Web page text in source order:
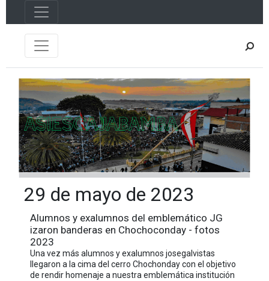
29 de mayo de 2023
Alumnos y exalumnos del emblemático JG
izaron banderas en Chochoconday - fotos
2023
Una vez más alumnos y exalumnos josegalvistas
llegaron a la cima del cerro Chochonday con el objetivo
de rendir homenaje a nuestra emblemática institución